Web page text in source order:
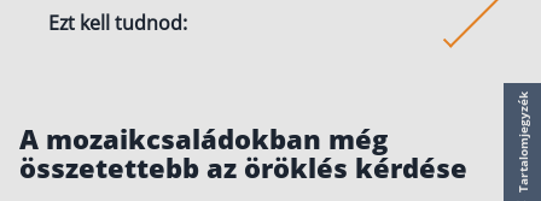
Nyugdíjbiztosítás adókedvezmény és adójóváírás
KATA Nyugdíj: így használd ki az
Nyugdíjbiztosítás költségek
Ezt kell tudnod:
A megtakarításos életbiztosításoknál
meg tudod adni, hogy ki, hány százalékban
megtakarítást.
A mozaikcsaládokban még
összetettebb az öröklés kérdése
Tartalomjegyzék